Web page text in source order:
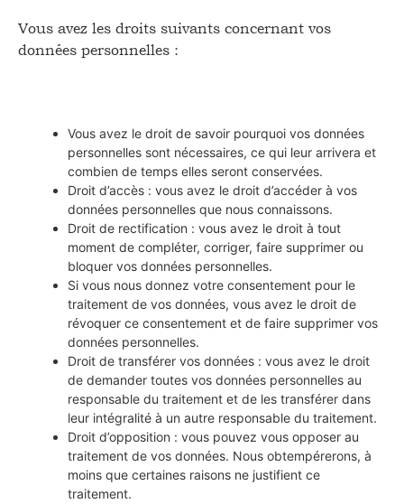
Vous avez les droits suivants concernant vos
données personnelles :
Vous avez le droit de savoir pourquoi vos données
personnelles sont nécessaires, ce qui leur arrivera et
combien de temps elles seront conservées.
Droit d’accès : vous avez le droit d’accéder à vos
données personnelles que nous connaissons.
Droit de rectification : vous avez le droit à tout
moment de compléter, corriger, faire supprimer ou
bloquer vos données personnelles.
Si vous nous donnez votre consentement pour le
traitement de vos données, vous avez le droit de
révoquer ce consentement et de faire supprimer vos
données personnelles.
Droit de transférer vos données : vous avez le droit
de demander toutes vos données personnelles au
responsable du traitement et de les transférer dans
leur intégralité à un autre responsable du traitement.
Droit d’opposition : vous pouvez vous opposer au
traitement de vos données. Nous obtempérerons, à
moins que certaines raisons ne justifient ce
traitement.